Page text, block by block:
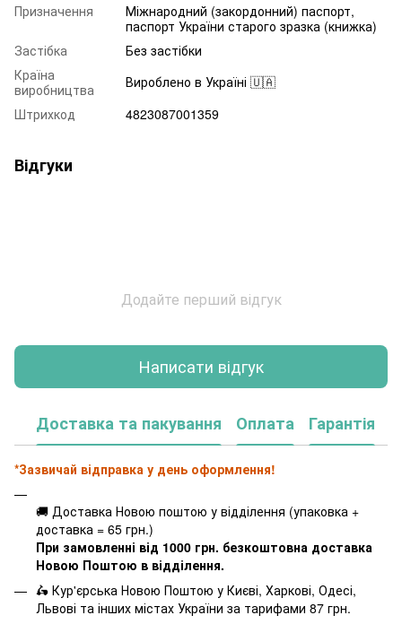
Призначення
Міжнародний (закордонний) паспорт,
паспорт України старого зразка (книжка)
Застібка
Без застібки
Країна
виробництва
Вироблено в Україні 🇺🇦
Штрихкод
4823087001359
Відгуки
Додайте перший відгук
Написати відгук
Доставка та пакування Оплата Гарантія
*Зазвичай відправка у день оформлення!
🚚 Доставка Новою поштою у відділення (упаковка +
доставка = 65 грн.)
При замовленні від 1000 грн. безкоштовна доставка
Новою Поштою в відділення.
🛵 Кур'єрська Новою Поштою у Києві, Харкові, Одесі,
Львові та інших містах України за тарифами 87 грн.